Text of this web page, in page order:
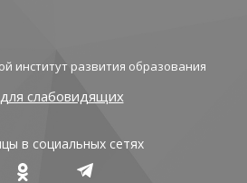
институт развития образования
слабовидящих
в социальных сетях